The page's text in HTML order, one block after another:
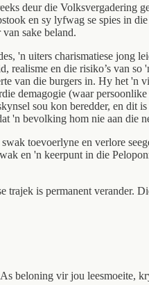
deur die Volksvergadering
en sy lyfwag se spies in
sake beland.
'n uiters charismatiese jong
en die risiko’s van
van die burgers in. Hy het
demagogie (waar
sou kon beredder, en dit
'n bevolking hom nie aan
toevoerlyne en verlore
en 'n keerpunt in die
is permanent verander.
beloning vir jou